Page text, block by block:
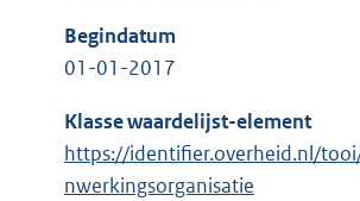
Begindatum
01-01-2017
Klasse waardelijst-element
https://identifier.overheid.nl/
nwerkingsorganisatie